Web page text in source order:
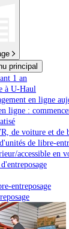
principal
1 an
à U-Haul
en ligne
ligne :
de voiture et de
de libre-
accessible en
entreposage